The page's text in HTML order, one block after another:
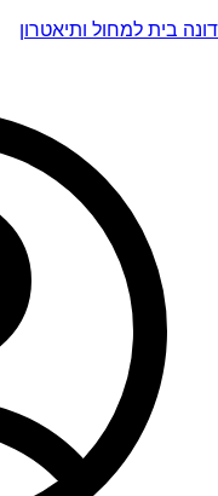
דונה בית למחול ותיאטרון